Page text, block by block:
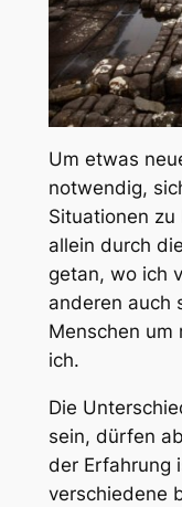
Um etwas
notwendig,
Situationen
allein durch
getan, wo ich
anderen auch
Menschen um
ich.
Die
sein, dürfen
der Erfahrung
verschiedene